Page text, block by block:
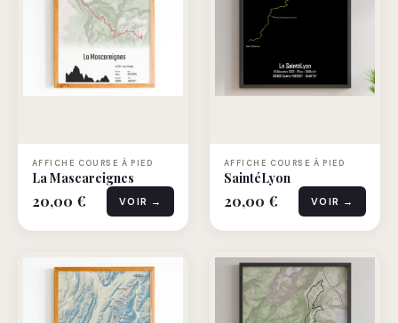
AFFICHE COURSE À PIED
La Mascareignes
20,00 € VOIR →
AFFICHE COURSE À PIED
SaintéLyon
20,00 € VOIR →